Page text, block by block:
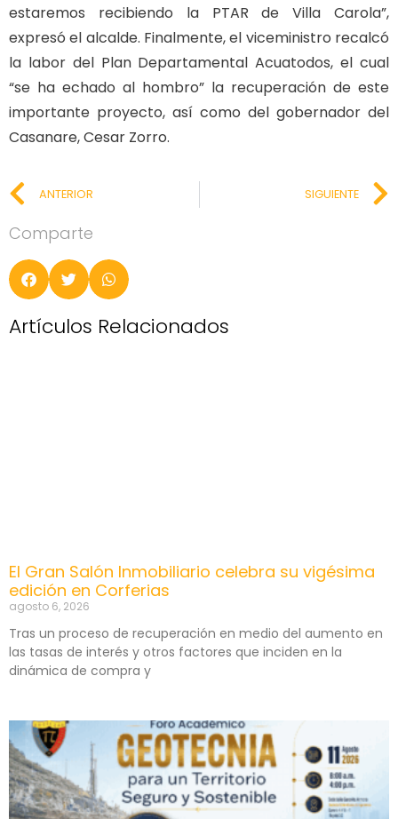
estaremos recibiendo la PTAR de Villa Carola”,
expresó el alcalde. Finalmente, el viceministro recalcó
la labor del Plan Departamental Acuatodos, el cual
“se ha echado al hombro” la recuperación de este
importante proyecto, así como del gobernador del
Casanare, Cesar Zorro.
ANTERIOR SIGUIENTE
Comparte
Artículos Relacionados
El Gran Salón Inmobiliario celebra su vigésima
edición en Corferias
agosto 6, 2026
Tras un proceso de recuperación en medio del aumento en
las tasas de interés y otros factores que inciden en la
dinámica de compra y